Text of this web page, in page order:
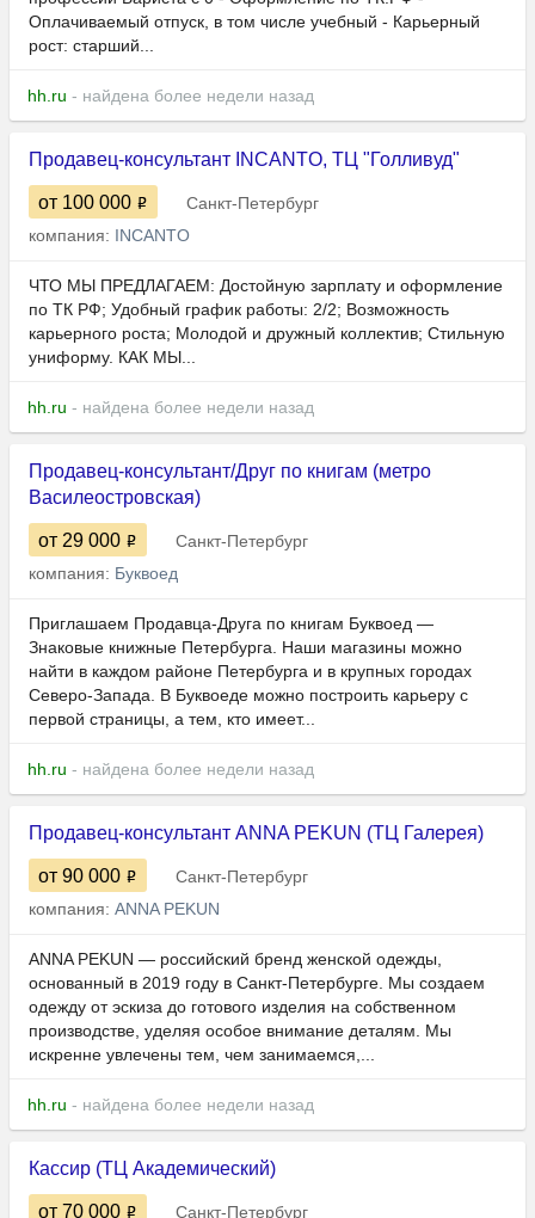
Оплачиваемый отпуск, в том числе учебный - Карьерный
рост: старший...
hh.ru - найдена более недели назад
Продавец-консультант INCANTO, ТЦ "Голливуд"
от 100 000
Санкт-Петербург
компания: INCANTO
ЧТО МЫ ПРЕДЛАГАЕМ: Достойную зарплату и оформление
по ТК РФ; Удобный график работы: 2/2; Возможность
карьерного роста; Молодой и дружный коллектив; Стильную
униформу. КАК МЫ...
hh.ru - найдена более недели назад
Продавец-консультант/Друг по книгам (метро
Василеостровская)
от 29 000
Санкт-Петербург
компания: Буквоед
Приглашаем Продавца-Друга по книгам Буквоед —
Знаковые книжные Петербурга. Наши магазины можно
найти в каждом районе Петербурга и в крупных городах
Северо-Запада. В Буквоеде можно построить карьеру с
первой страницы, а тем, кто имеет...
hh.ru - найдена более недели назад
Продавец-консультант ANNA PEKUN (ТЦ Галерея)
от 90 000
Санкт-Петербург
компания: ANNA PEKUN
ANNA PEKUN — российский бренд женской одежды,
основанный в 2019 году в Санкт-Петербурге. Мы создаем
одежду от эскиза до готового изделия на собственном
производстве, уделяя особое внимание деталям. Мы
искренне увлечены тем, чем занимаемся,...
hh.ru - найдена более недели назад
Кассир (ТЦ Академический)
от 70 000 Санкт-Петербург